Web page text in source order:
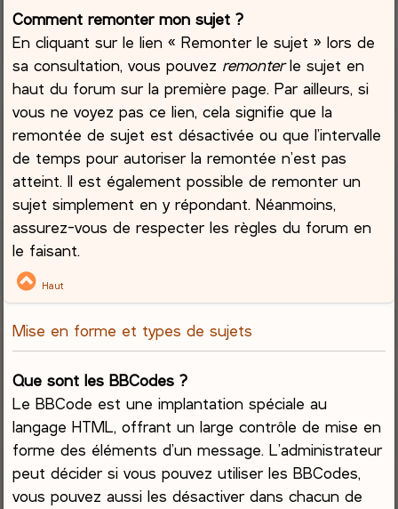
Comment remonter mon sujet ?
En cliquant sur le lien « Remonter le sujet » lors de
sa consultation, vous pouvez remonterle sujet en
haut du forum sur la première page. Par ailleurs, si
vous ne voyez pas ce lien, cela signifie que la
remontée de sujet est désactivée ou que l’intervalle
de temps pour autoriser la remontée n’est pas
atteint. Il est également possible de remonter un
sujet simplement en y répondant. Néanmoins,
assurez-vous de respecter les règles du forum en
le faisant.
Haut
Mise en forme et types de sujets
Que sont les BBCodes ?
Le BBCode est une implantation spéciale au
langage HTML, offrant un large contrôle de mise en
forme des éléments d’un message. L’administrateur
peut décider si vous pouvez utiliser les BBCodes,
vous pouvez aussi les désactiver dans chacun de